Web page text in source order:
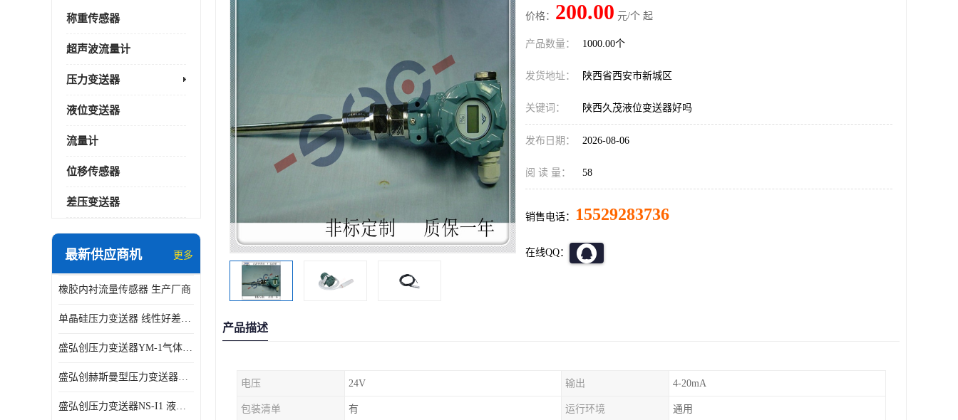
称重传感器
超声波流量计
压力变送器
液位变送器
流量计
位移传感器
差压变送器
最新供应商机 更多
橡胶内衬流量传感器 生产厂商
单晶硅压力变送器 线性好差压变送器
盛弘创压力变送器YM-1气体压力传感器负压计
盛弘创赫斯曼型压力变送器HG200 液体压力传感器负压计
盛弘创压力变送器NS-I1 液体压力传感器负压计
价格： 200.00 元/个 起
产品数量： 1000.00个
发货地址： 陕西省西安市新城区
关键词： 陕西久茂液位变送器好吗
发布日期： 2026-08-06
阅 读 量： 58
销售电话： 15529283736
在线QQ：
产品描述
电压 24V 输出 4-20mA
包装清单 有 运行环境 通用